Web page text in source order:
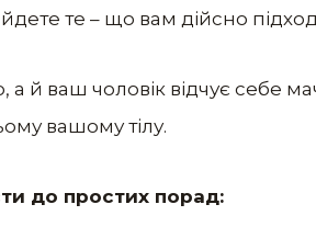
те – що вам дійсно
й ваш чоловік відчує себе
вашому тілу.
до простих порад: